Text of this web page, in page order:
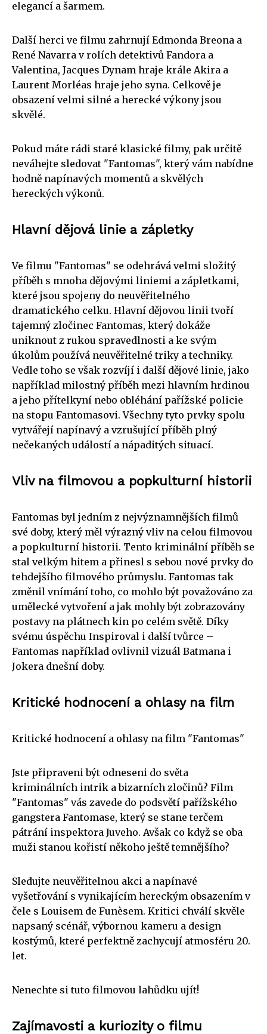
elegancí a šarmem.
Další herci ve filmu zahrnují Edmonda Breona a
René Navarra v rolích detektivů Fandora a
Valentina, Jacques Dynam hraje krále Akira a
Laurent Morléas hraje jeho syna. Celkově je
obsazení velmi silné a herecké výkony jsou
skvělé.
Pokud máte rádi staré klasické filmy, pak určitě
neváhejte sledovat "Fantomas", který vám nabídne
hodně napínavých momentů a skvělých
hereckých výkonů.
Hlavní dějová linie a zápletky
Ve filmu "Fantomas" se odehrává velmi složitý
příběh s mnoha dějovými liniemi a zápletkami,
které jsou spojeny do neuvěřitelného
dramatického celku. Hlavní dějovou linii tvoří
tajemný zločinec Fantomas, který dokáže
uniknout z rukou spravedlnosti a ke svým
úkolům používá neuvěřitelné triky a techniky.
Vedle toho se však rozvíjí i další dějové linie, jako
například milostný příběh mezi hlavním hrdinou
a jeho přítelkyní nebo obléhání pařížské policie
na stopu Fantomasovi. Všechny tyto prvky spolu
vytvářejí napínavý a vzrušující příběh plný
nečekaných událostí a nápaditých situací.
Vliv na filmovou a popkulturní historii
Fantomas byl jedním z nejvýznamnějších filmů
své doby, který měl výrazný vliv na celou filmovou
a popkulturní historii. Tento kriminální příběh se
stal velkým hitem a přinesl s sebou nové prvky do
tehdejšího filmového průmyslu. Fantomas tak
změnil vnímání toho, co mohlo být považováno za
umělecké vytvoření a jak mohly být zobrazovány
postavy na plátnech kin po celém světě. Díky
svému úspěchu Inspiroval i další tvůrce –
Fantomas například ovlivnil vizuál Batmana i
Jokera dnešní doby.
Kritické hodnocení a ohlasy na film
Kritické hodnocení a ohlasy na film "Fantomas"
Jste připraveni být odneseni do světa
kriminálních intrik a bizarních zločinů? Film
"Fantomas" vás zavede do podsvětí pařížského
gangstera Fantomase, který se stane terčem
pátrání inspektora Juveho. Avšak co když se oba
muži stanou kořistí někoho ještě temnějšího?
Sledujte neuvěřitelnou akci a napínavé
vyšetřování s vynikajícím hereckým obsazením v
čele s Louisem de Funèsem. Kritici chválí skvěle
napsaný scénář, výbornou kameru a design
kostýmů, které perfektně zachycují atmosféru 20.
let.
Nenechte si tuto filmovou lahůdku ujít!
Zajímavosti a kuriozity o filmu